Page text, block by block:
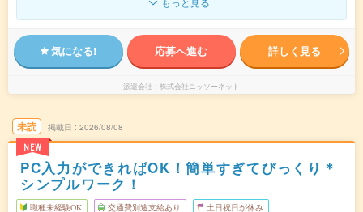
気になる! 応募へ進む 詳しく見る
派遣会社 株式会社ニッソーネット
未読
NEW
掲載日 2026/08/08
PC入力ができればOK！簡単すぎてびっくり＊
シンプルワーク！
職種未経験OK 交通費別途支給あり 土日祝日が休み